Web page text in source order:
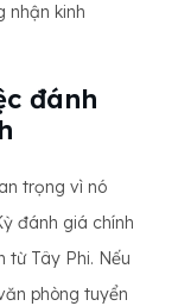
nhận kinh
đánh
trọng vì nó
đánh giá chính
từ Tây Phi. Nếu
phòng tuyển